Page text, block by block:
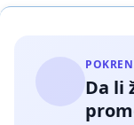
Da li